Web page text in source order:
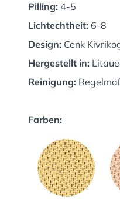
Pilling: 4-5
Lichtechtheit: 6-8
Design: Cenk
Hergestellt in:
Reinigung:
Farben: